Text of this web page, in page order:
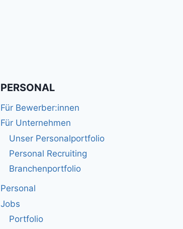
PERSONAL
Für Bewerber:innen
Für Unternehmen
Unser Personalportfolio
Personal Recruiting
Branchenportfolio
Personal
Jobs
Portfolio